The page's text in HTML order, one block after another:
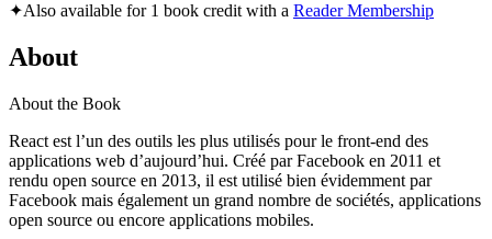
✦Also available for 1 book credit with a Reader Membership
About
About the Book
React est l’un des outils les plus utilisés pour le front-end des
applications web d’aujourd’hui. Créé par Facebook en 2011 et
rendu open source en 2013, il est utilisé bien évidemment par
Facebook mais également un grand nombre de sociétés, applications
open source ou encore applications mobiles.